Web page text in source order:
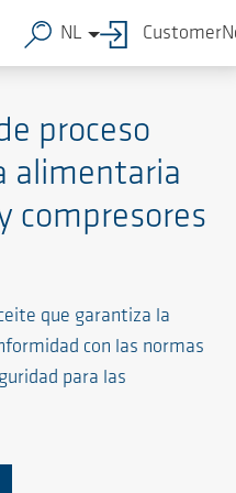
su aire de
proceso
alimentaria
compresores
que garantiza la
con las normas
para las
NL